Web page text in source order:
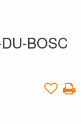
BOSC